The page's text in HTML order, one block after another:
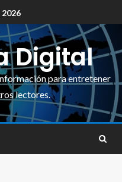
Digital
para entretener
lectores.